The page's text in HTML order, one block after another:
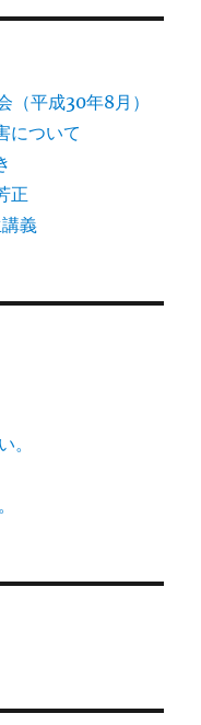
（平成30年8月）
について
正
義
。